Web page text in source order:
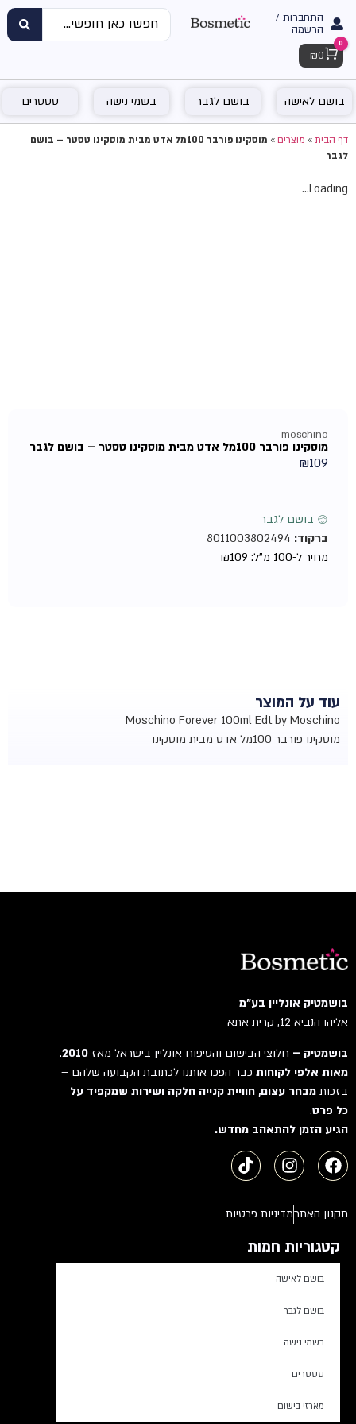
התחברות /
הרשמה
Cart
0
₪ 0
בושם לאישה בושם לגבר בשמי נישה טסטרים
דף הבית»מוצרים»
מוסקינו פורבר 100מל אדט מבית מוסקינו טסטר – בושם
לגבר
Loading...
moschino
מוסקינו פורבר 100מל אדט מבית מוסקינו טסטר – בושם לגבר
₪109
♂ בושם לגבר
ברקוד:8011003802494
מחיר ל-100 מ"ל:
₪109
עוד על המוצר
Moschino Forever 100ml Edt by Moschino
מוסקינו פורבר 100מל אדט מבית מוסקינו
בושמטיק אונליין בע"מ
אליהו הנביא 12, קרית אתא
בושמטיק –חלוצי הבישום והטיפוח אונליין בישראל מאז2010
.
מאות אלפי לקוחותכבר הפכו אותנו לכתובת הקבועה שלהם –
בזכותמבחר עצום, חוויית קנייה חלקה ושירות שמקפיד על
כל פרט.
הגיע הזמן להתאהב מחדש.
תקנון האתרמדיניות פרטיות
קטגוריות חמות
בושם לאישה
בושם לגבר
בשמי נישה
טסטרים
מארזי בישום